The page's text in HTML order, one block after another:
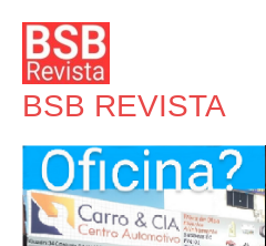
para
conteúdo
BSB REVISTA